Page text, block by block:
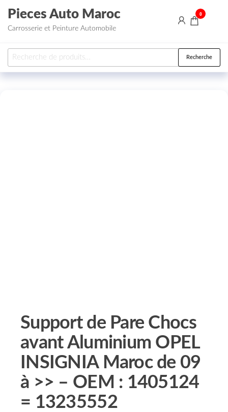
Aller au contenu
Pieces Auto Maroc
Carrosserie et Peinture Automobile
0
Recherche pour : Recherche
Support de Pare Chocs
avant Aluminium OPEL
INSIGNIA Maroc de 09
à >> – OEM : 1405124
= 13235552